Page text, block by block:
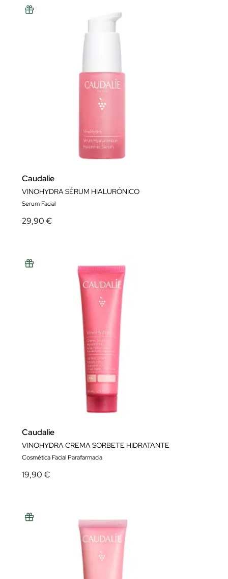
Caudalie
VINOHYDRA SÉRUM HIALURÓNICO
Serum Facial
29,90 €
Caudalie
VINOHYDRA CREMA SORBETE HIDRATANTE
Cosmética Facial Parafarmacia
19,90 €